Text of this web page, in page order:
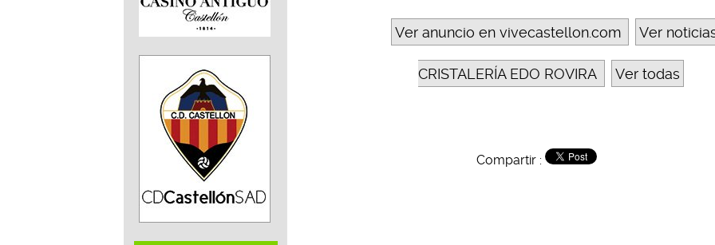
Ver anuncio en vivecastellon.com Ver
CRISTALERÍA EDO ROVIRA Ver todas
Compartir :